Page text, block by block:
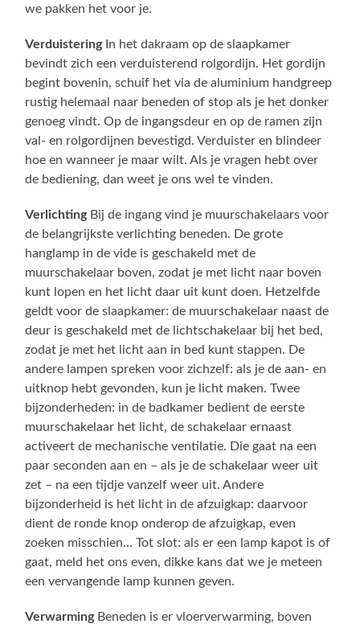
we pakken het voor je.
Verduistering In het dakraam op de slaapkamer
bevindt zich een verduisterend rolgordijn. Het gordijn
begint bovenin, schuif het via de aluminium handgreep
rustig helemaal naar beneden of stop als je het donker
genoeg vindt. Op de ingangsdeur en op de ramen zijn
val- en rolgordijnen bevestigd. Verduister en blindeer
hoe en wanneer je maar wilt. Als je vragen hebt over
de bediening, dan weet je ons wel te vinden.
Verlichting Bij de ingang vind je muurschakelaars voor
de belangrijkste verlichting beneden. De grote
hanglamp in de vide is geschakeld met de
muurschakelaar boven, zodat je met licht naar boven
kunt lopen en het licht daar uit kunt doen. Hetzelfde
geldt voor de slaapkamer: de muurschakelaar naast de
deur is geschakeld met de lichtschakelaar bij het bed,
zodat je met het licht aan in bed kunt stappen. De
andere lampen spreken voor zichzelf: als je de aan- en
uitknop hebt gevonden, kun je licht maken. Twee
bijzonderheden: in de badkamer bedient de eerste
muurschakelaar het licht, de schakelaar ernaast
activeert de mechanische ventilatie. Die gaat na een
paar seconden aan en – als je de schakelaar weer uit
zet – na een tijdje vanzelf weer uit. Andere
bijzonderheid is het licht in de afzuigkap: daarvoor
dient de ronde knop onderop de afzuigkap, even
zoeken misschien… Tot slot: als er een lamp kapot is of
gaat, meld het ons even, dikke kans dat we je meteen
een vervangende lamp kunnen geven.
Verwarming Beneden is er vloerverwarming, boven